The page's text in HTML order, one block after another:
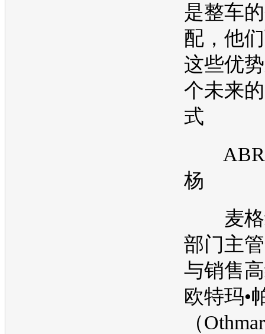
是整车
配，他
这些优
个未来的
式
ABR
杨
麦格
部门主
与销售
欧特玛•
（